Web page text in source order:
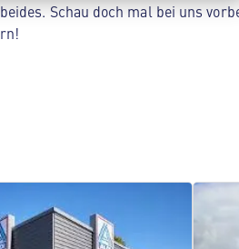
Schau doch mal bei uns